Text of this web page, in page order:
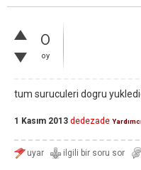
0
oy
tum suruculeri dogru
1 Kasım 2013 dedezade Yardımcı